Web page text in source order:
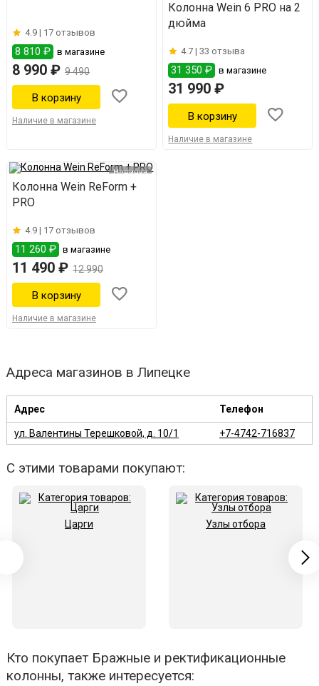
4.9 | 17 отзывов
8 810 ₽ в магазине
8 990 ₽ 9 490
Наличие в магазине
Колонна Wein 6 PRO на 2
дюйма
4.7 |33 отзыва
31 350 ₽ в магазине
31 990 ₽
Наличие в магазине
Новинка
Колонна Wein ReForm +
PRO
4.9 | 17 отзывов
11 260 ₽ в магазине
11 490 ₽ 12 990
Наличие в магазине
Адреса магазинов в Липецке
Адрес Телефон
ул. Валентины Терешковой, д. 10/1 +7-4742-716837
С этими товарами покупают:
Царги Узлы отбора
Кто покупает Бражные и ректификационные
колонны, также интересуется: